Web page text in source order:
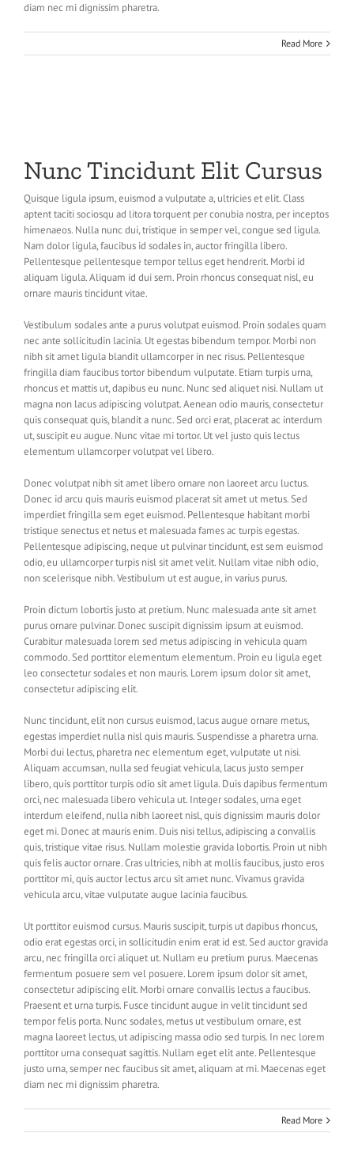
diam nec mi dignissim pharetra.
Read More
Nunc Tincidunt Elit Cursus
Quisque ligula ipsum, euismod a vulputate a, ultricies et elit. Class
aptent taciti sociosqu ad litora torquent per conubia nostra, per inceptos
himenaeos. Nulla nunc dui, tristique in semper vel, congue sed ligula.
Nam dolor ligula, faucibus id sodales in, auctor fringilla libero.
Pellentesque pellentesque tempor tellus eget hendrerit. Morbi id
aliquam ligula. Aliquam id dui sem. Proin rhoncus consequat nisl, eu
ornare mauris tincidunt vitae.
Vestibulum sodales ante a purus volutpat euismod. Proin sodales quam
nec ante sollicitudin lacinia. Ut egestas bibendum tempor. Morbi non
nibh sit amet ligula blandit ullamcorper in nec risus. Pellentesque
fringilla diam faucibus tortor bibendum vulputate. Etiam turpis urna,
rhoncus et mattis ut, dapibus eu nunc. Nunc sed aliquet nisi. Nullam ut
magna non lacus adipiscing volutpat. Aenean odio mauris, consectetur
quis consequat quis, blandit a nunc. Sed orci erat, placerat ac interdum
ut, suscipit eu augue. Nunc vitae mi tortor. Ut vel justo quis lectus
elementum ullamcorper volutpat vel libero.
Donec volutpat nibh sit amet libero ornare non laoreet arcu luctus.
Donec id arcu quis mauris euismod placerat sit amet ut metus. Sed
imperdiet fringilla sem eget euismod. Pellentesque habitant morbi
tristique senectus et netus et malesuada fames ac turpis egestas.
Pellentesque adipiscing, neque ut pulvinar tincidunt, est sem euismod
odio, eu ullamcorper turpis nisl sit amet velit. Nullam vitae nibh odio,
non scelerisque nibh. Vestibulum ut est augue, in varius purus.
Proin dictum lobortis justo at pretium. Nunc malesuada ante sit amet
purus ornare pulvinar. Donec suscipit dignissim ipsum at euismod.
Curabitur malesuada lorem sed metus adipiscing in vehicula quam
commodo. Sed porttitor elementum elementum. Proin eu ligula eget
leo consectetur sodales et non mauris. Lorem ipsum dolor sit amet,
consectetur adipiscing elit.
Nunc tincidunt, elit non cursus euismod, lacus augue ornare metus,
egestas imperdiet nulla nisl quis mauris. Suspendisse a pharetra urna.
Morbi dui lectus, pharetra nec elementum eget, vulputate ut nisi.
Aliquam accumsan, nulla sed feugiat vehicula, lacus justo semper
libero, quis porttitor turpis odio sit amet ligula. Duis dapibus fermentum
orci, nec malesuada libero vehicula ut. Integer sodales, urna eget
interdum eleifend, nulla nibh laoreet nisl, quis dignissim mauris dolor
eget mi. Donec at mauris enim. Duis nisi tellus, adipiscing a convallis
quis, tristique vitae risus. Nullam molestie gravida lobortis. Proin ut nibh
quis felis auctor ornare. Cras ultricies, nibh at mollis faucibus, justo eros
porttitor mi, quis auctor lectus arcu sit amet nunc. Vivamus gravida
vehicula arcu, vitae vulputate augue lacinia faucibus.
Ut porttitor euismod cursus. Mauris suscipit, turpis ut dapibus rhoncus,
odio erat egestas orci, in sollicitudin enim erat id est. Sed auctor gravida
arcu, nec fringilla orci aliquet ut. Nullam eu pretium purus. Maecenas
fermentum posuere sem vel posuere. Lorem ipsum dolor sit amet,
consectetur adipiscing elit. Morbi ornare convallis lectus a faucibus.
Praesent et urna turpis. Fusce tincidunt augue in velit tincidunt sed
tempor felis porta. Nunc sodales, metus ut vestibulum ornare, est
magna laoreet lectus, ut adipiscing massa odio sed turpis. In nec lorem
porttitor urna consequat sagittis. Nullam eget elit ante. Pellentesque
justo urna, semper nec faucibus sit amet, aliquam at mi. Maecenas eget
diam nec mi dignissim pharetra.
Read More